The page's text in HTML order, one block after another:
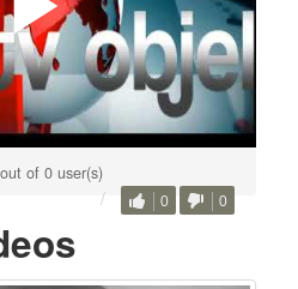
of 0 user(s)
0 0